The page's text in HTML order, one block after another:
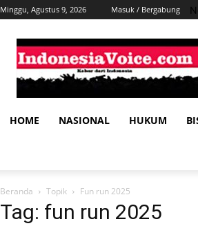
Minggu, Agustus 9, 2026 Masuk / Bergabung
HOME NASIONAL HUKUM
Beranda Topik Fun run 2025
Tag: fun run 2025